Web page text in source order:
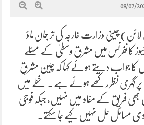
08/07/
چینی وزارت خارجہ کی ترجمان ماؤ
کانفرنس میں مشرق وسطیٰ کے مسئلے
جواب دیتے ہوئے کہا کہ چین مشرقِ
پر گہری نظر رکھے ہوئے ہے ۔ خطے میں
بھی فریق کے مفاد میں نہیں، جبکہ فوجی
مسائل حل نہیں کیے جا سکتے۔